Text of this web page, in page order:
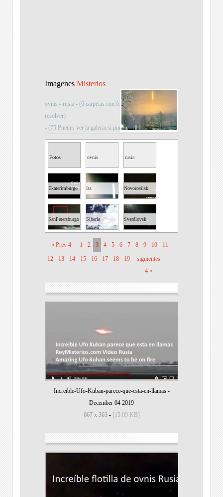
Imagenes Misterios
ovnis - rusia - (6 carpetas con fotografías de enigmas sin
resolver)
- (75 Puedes ver la galeria si pinchas sobre la imagen)
Fotos
Misteriosas
ovnis rusia
Ekaterimburgo Iss Novorosiisk
SanPetersburgo Siberia Sverdlovsk
« Prev 4 1 2 3 4 5 6 7 8 9 10
11
12
13 14 15 16 17 18 19
siguientes
4 »
Increible-Ufo-Kuban-parece-que-esta-en-llamas-
December 04 2019
667 x 363- [15.09 KB]